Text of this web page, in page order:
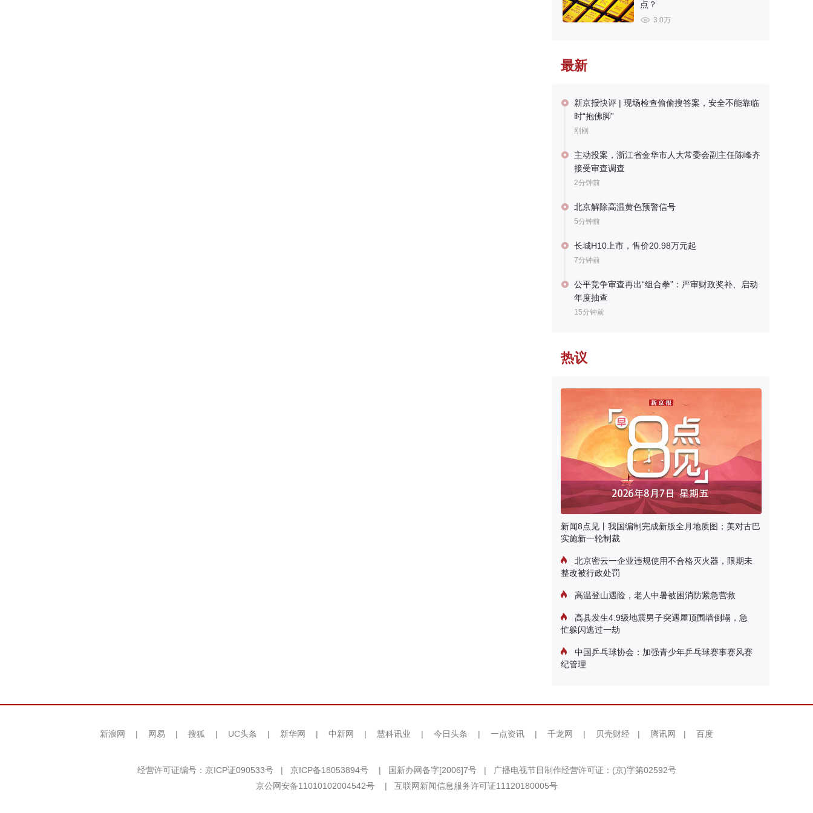
点？
3.0万
最新
新京报快评 | 现场检查偷偷搜答案，安全不能靠临
时“抱佛脚”
刚刚
主动投案，浙江省金华市人大常委会副主任陈峰齐
接受审查调查
2分钟前
北京解除高温黄色预警信号
5分钟前
长城H10上市，售价20.98万元起
7分钟前
公平竞争审查再出“组合拳”：严审财政奖补、启动
年度抽查
15分钟前
热议
新闻8点见丨我国编制完成新版全月地质图；美对古巴
实施新一轮制裁
北京密云一企业违规使用不合格灭火器，限期未
整改被行政处罚
高温登山遇险，老人中暑被困消防紧急营救
高县发生4.9级地震男子突遇屋顶围墙倒塌，急
忙躲闪逃过一劫
中国乒乓球协会：加强青少年乒乓球赛事赛风赛
纪管理
新浪网 | 网易 | 搜狐 | UC头条 | 新华网 | 中新网 | 慧科讯业 | 今日头条 | 一点资讯 | 千龙网 | 贝壳财经 | 腾讯网 | 百度
经营许可证编号：京ICP证090533号 | 京ICP备18053894号 | 国新办网备字[2006]7号 |
广播电视节目制作经营许可证：(京)字第02592号
京公网安备11010102004542号
| 互联网新闻信息服务许可证11120180005号